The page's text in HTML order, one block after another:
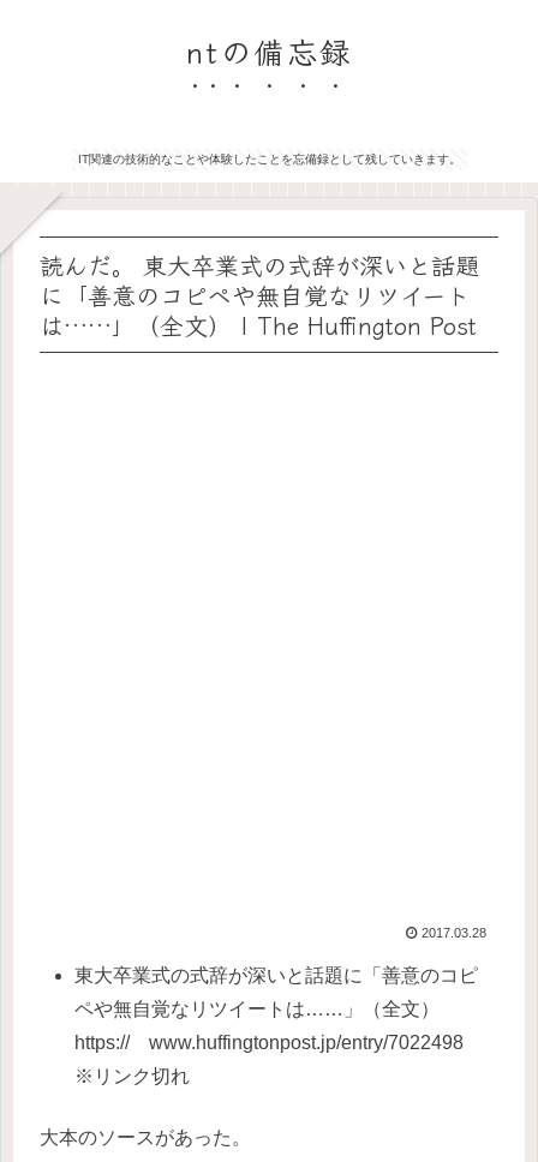
ntの備忘録
IT関連の技術的なことや体験したことを忘備録として残していきます。
読んだ。 東大卒業式の式辞が深いと話題
に「善意のコピペや無自覚なリツイート
は……」（全文） | The Huffington Post
2017.03.28
東大卒業式の式辞が深いと話題に「善意のコピ
ペや無自覚なリツイートは……」（全文）
https:// www.huffingtonpost.jp/entry/7022498
※リンク切れ
大本のソースがあった。